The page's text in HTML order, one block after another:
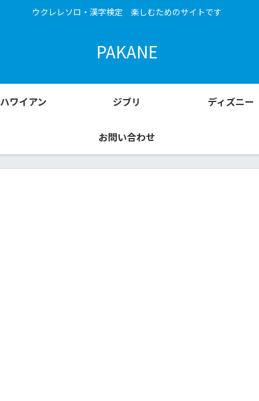
ウクレレソロ・漢字検定 楽しむためのサイトです
PAKANE
ハワイアン ジブリ ディズニー
お問い合わせ